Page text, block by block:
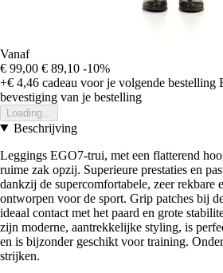
Vanaf
€ 99,00 € 89,10 -10%
+€ 4,46 cadeau voor je volgende bestelling
bevestiging van je bestelling
Loading...
Beschrijving
Leggings EGO7-trui, met een flatterend
ruime zak opzij. Superieure prestaties en
dankzij de supercomfortabele, zeer rekbare
ontworpen voor de sport. Grip patches bij
ideaal contact met het paard en grote
zijn moderne, aantrekkelijke styling, is
en is bijzonder geschikt voor training.
strijken.